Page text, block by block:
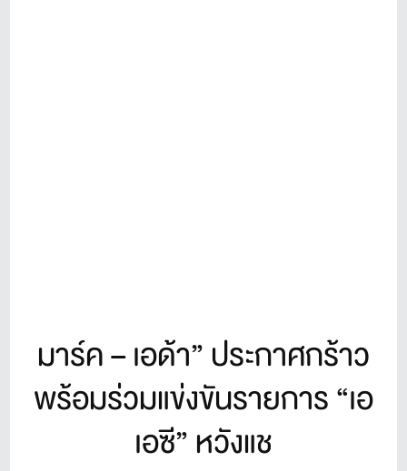
มาร์ค – เอด้า” ประกาศกร้าว
พร้อมร่วมแข่งขันรายการ “เอ
เอซี” หวังแช